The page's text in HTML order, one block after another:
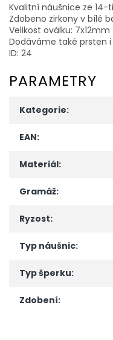
Kvalitní náušnice ze
Zdobeno zirkony v bílé
Velikost oválku:
Dodáváme také prsten
ID: 24
PARAMETRY
Kategorie:
EAN:
Materiál:
Gramáž:
Ryzost:
Typ náušnic:
Typ šperku:
Zdobení: